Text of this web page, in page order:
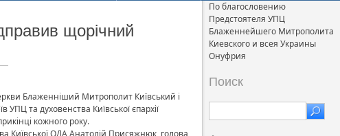
щорічний
Блаженніший Митрополит Київський і
УПЦ та духовенства Київської єпархії
кожного року.
Київської ОДА Анатолій Присяжнюк, голова
По благословению
Предстоятеля УПЦ
Блаженнейшего Митрополита
Киевского и всея Украины
Онуфрия
Поиск